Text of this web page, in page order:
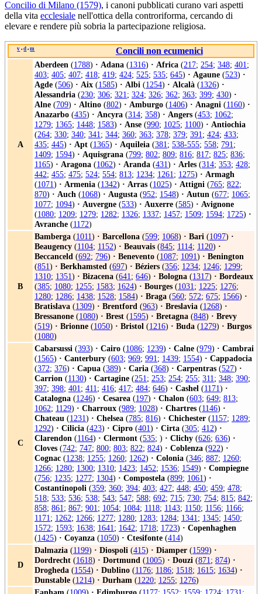
Concilio di Milano (1579)‎, i canoni pubblicati curano vari aspetti
della vita ecclesiale nell'ottica della controriforma, cercando di
elevare e rendere più sobria la partecipazione religiosa.
v • d • m Concili non ecumenici
A
Aberdeen (1788) · Adana (1316) · Africa (217; 254; 348; 401;
403; 405; 407; 418; 419; 424; 525; 535; 645) · Agaune (523) ·
Agde (506) · Aix (1585) · Albi (1254) · Alcalà (1326) ·
Alessandria (230; 306; 321; 324; 326; 362; 363; 399; 430) ·
Alne (709) · Altino (802) · Amburgo (1406) · Anagni (1160) ·
Anazarbo (435) · Ancyra (314; 358) · Angers (453; 1062;
1279; 1365; 1448; 1583) · Anse (990; 1025; 1100) · Antiochia
(264; 330; 340; 341; 344; 360; 363; 378; 379; 391; 424; 433;
435; 445) · Apt (1365) · Aquileia (381; 538-555; 558; 791;
1409; 1594) · Aquisgrana (799; 802; 809; 816; 817; 825; 836;
1165) · Aragona (1062) · Aranda (431) · Arles (314; 353; 428;
442; 455; 475; 524; 554; 813; 1234; 1261; 1275) · Armagh
(1071) · Armenia (1342) · Arras (1025) · Attigni (765; 822;
870) · Auch (1068) · Augusta (952; 1548) · Autun (677; 1065;
1077; 1094) · Auvergne (533) · Auxerre (585) · Avignone
(1080; 1209; 1279; 1282; 1326; 1337; 1457; 1509; 1594; 1725) ·
Avranche (1172)
B
Bamberga (1011) · Barcellona (599; 1068) · Bari (1097) ·
Beaugency (1104; 1152) · Beauvais (845; 1114; 1120) ·
Beccanceld (692; 796) · Benevento (1087; 1091) · Benington
(851) · Berkhamsted (697) · Béziers (356; 1234; 1246; 1299;
1310; 1351) · Bizacena (641; 646) · Bologna (1317) · Bordeaux
(385; 1080; 1255; 1583; 1624) · Bourges (1031; 1225; 1276;
1280; 1286; 1438; 1528; 1584) · Braga (560; 572; 675; 1566) ·
Bratislava (1309) · Brentford (963) · Breslavia (1268) ·
Bressanone (1080) · Brest (1595) · Bretagna (848) · Brevy
(519) · Brionne (1050) · Bristol (1216) · Buda (1279) · Burgos
(1080)
C
Cabarsussi (393) · Cairo (1086; 1239) · Calne (979) · Cambrai
(1565) · Canterbury (603; 969; 991; 1439; 1554) · Cappadocia
(372; 376) · Capua (389) · Caria (368) · Carpentras (527) ·
Carrion (1130) · Cartagine (251; 253; 254; 255; 311; 348; 390;
397; 398; 401; 411; 416; 417; 484; 646) · Cashel (1171) ·
Catalogna (1246) · Cesarea (197) · Chalon (603; 649; 813;
1062; 1129) · Charroux (989; 1028) · Chartres (1146) ·
Chateau (1231) · Chelsea (785; 816) · Chichester (1157; 1289;
1292) · Cilicia (423) · Cipro (401) · Cirta (305; 412) ·
Clarendon (1164) · Clermont (535; ) · Clichy (626; 636) ·
Cloves (742; 747; 800; 803; 822; 824) · Coblenza (922) ·
Cognac (1238; 1255; 1260; 1262) · Colonia (346; 887; 1260;
1266; 1280; 1300; 1310; 1423; 1452; 1536; 1549) · Compiegne
(756; 1235; 1277; 1304) · Compostela (899; 1061) ·
Costantinopoli (359; 360; 394; 403; 427; 448; 450; 459; 478;
518; 533; 536; 538; 543; 547; 588; 692; 715; 730; 754; 815; 842;
858; 861; 867; 901; 1054; 1084; 1118; 1143; 1150; 1156; 1166;
1171; 1262; 1266; 1277; 1280; 1283; 1284; 1341; 1345; 1450;
1572; 1593; 1638; 1641; 1642; 1718; 1723) · Copenhaghen
(1425) · Coyanza (1050) · Ctesifonte (414)
D
Dalmazia (1199) · Diospoli (415) · Diamper (1599) ·
Dordrecht (1618) · Dortmund (1005) · Douzi (871; 874) ·
Drogheda (1554) · Dublino (1176; 1186; 1518; 1615; 1634) ·
Dunstable (1214) · Durham (1220; 1255; 1276)